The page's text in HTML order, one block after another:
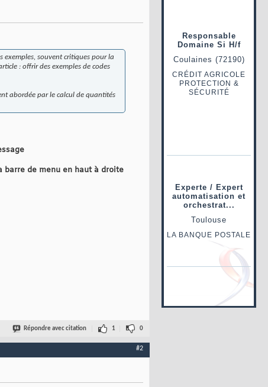
exemples, souvent critiques pour la
: offrir des exemples de codes
abordée par le calcul de quantités
de menu en haut à droite
Répondre avec citation 1 0
#2